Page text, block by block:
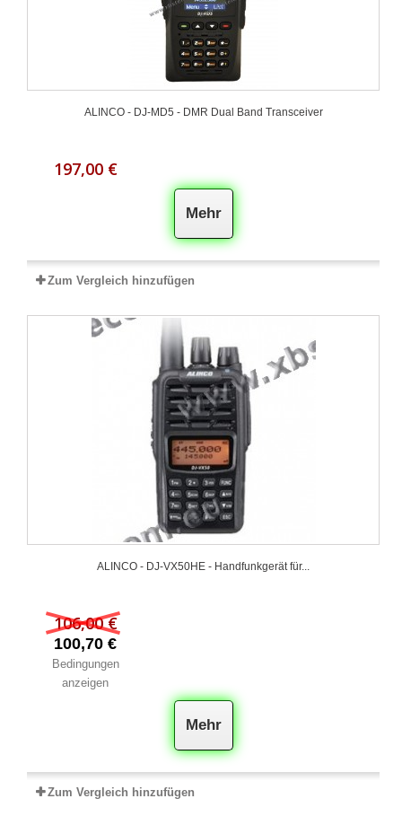
ALINCO - DJ-MD5 - DMR Dual Band Transceiver
197,00 €
Mehr
Zum Vergleich hinzufügen
ALINCO - DJ-VX50HE - Handfunkgerät für...
106,00 €
100,70 €
Bedingungen
anzeigen
Mehr
Zum Vergleich hinzufügen